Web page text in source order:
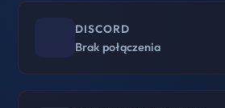
DISCORD
Brak połączenia